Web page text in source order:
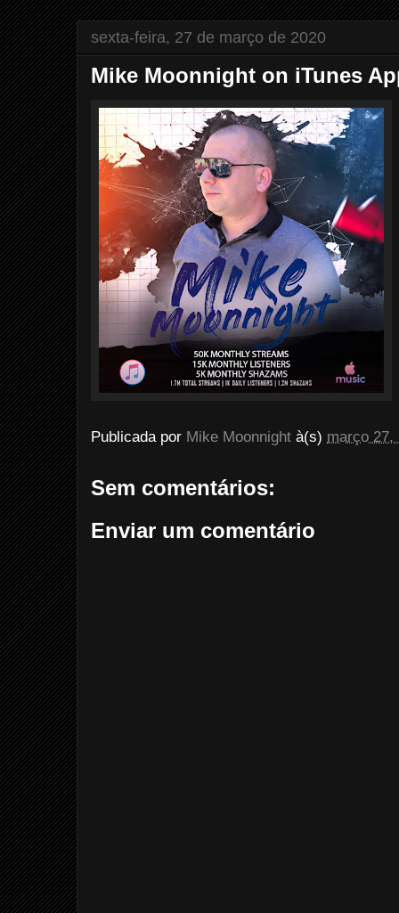
sexta-feira, 27 de março de 2020
Mike Moonnight on iTunes
Publicada por Mike Moonnight à(s) março 27,
Sem comentários:
Enviar um comentário